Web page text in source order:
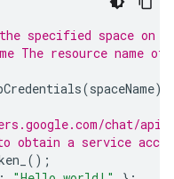
specified space on
The resource name
(spaceName)
chat/api/
a service
();